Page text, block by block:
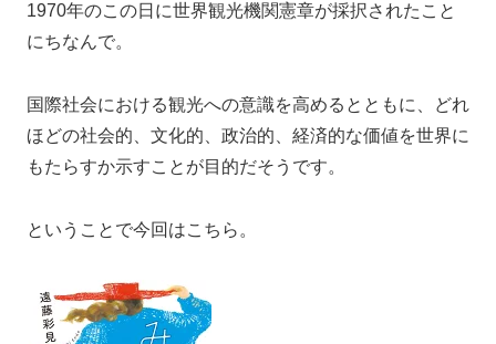
1970年のこの日に世界観光機関憲章が採択されたこと
にちなんで。
国際社会における観光への意識を高めるとともに、どれ
ほどの社会的、文化的、政治的、経済的な価値を世界に
もたらすか示すことが目的だそうです。
ということで今回はこちら。